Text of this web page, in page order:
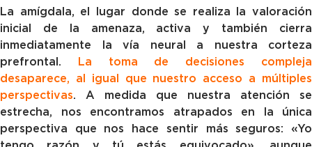
La amígdala, el lugar donde se realiza la valoración
inicial de la amenaza, activa y también cierra
inmediatamente la vía neural a nuestra corteza
prefrontal.
La toma de decisiones compleja
desaparece, al igual que nuestro acceso a múltiples
perspectivas. A medida que nuestra atención se
estrecha, nos encontramos atrapados en la única
perspectiva que nos hace sentir más seguros: «Yo